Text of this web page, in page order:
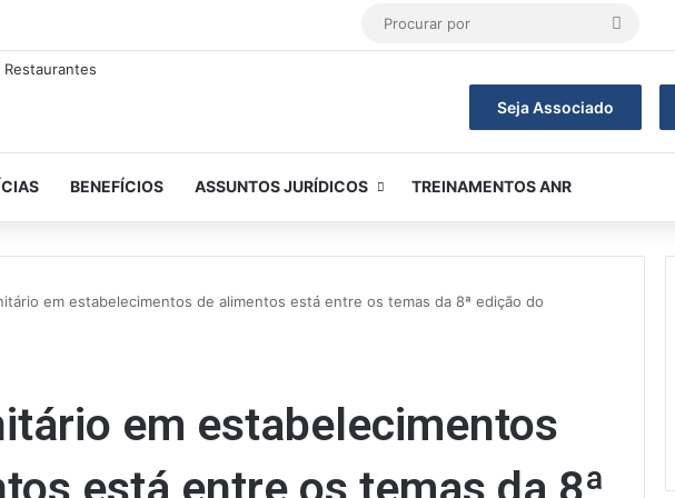
Seja Associado
BENEFÍCIOS ASSUNTOS JURÍDICOS TREINAMENTOS ANR
em estabelecimentos de alimentos está entre os temas da 8ª edição do
em estabelecimentos